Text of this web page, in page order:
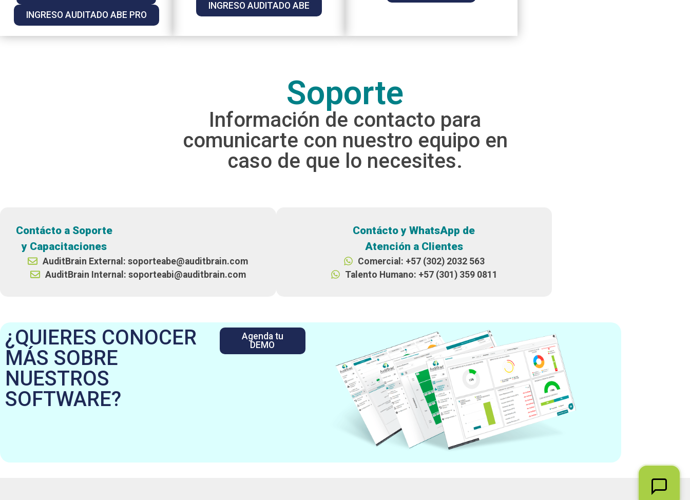
INGRESO AUDITADO ABE PRO
INGRESO AUDITADO ABE
Soporte
Información de contacto para
comunicarte con nuestro equipo en
caso de que lo necesites.
Contácto a Soporte
y Capacitaciones
AuditBrain External: soporteabe@auditbrain.com
AuditBrain Internal: soporteabi@auditbrain.com
Contácto y WhatsApp de
Atención a Clientes
Comercial: +57 (302) 2032 563
Talento Humano: +57 (301) 359 0811
¿QUIERES CONOCER
MÁS SOBRE
NUESTROS
SOFTWARE?
Agenda tu
DEMO